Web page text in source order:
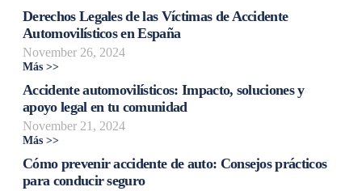
Derechos Legales de las Víctimas de Accidente
Automovilísticos en España
November 26, 2024
Más >>
Accidente automovilísticos: Impacto, soluciones y
apoyo legal en tu comunidad
November 21, 2024
Más >>
Cómo prevenir accidente de auto: Consejos prácticos
para conducir seguro